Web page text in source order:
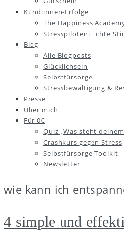
Kund:innen-Erfolge
The Happiness
Stresspiloten: Echte
Blog
Alle Blogposts
Glücklichsein
Selbstfürsorge
Stressbewältigung &
Presse
Über mich
Für 0€
Quiz „Was steht
Crashkurs gegen Stress
Selbstfürsorge Toolkit
Newsletter
wie kann ich
4 simple und